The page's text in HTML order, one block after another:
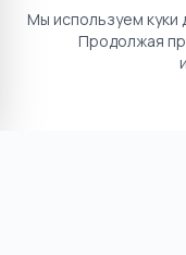
Мы используем куки
Продолжая